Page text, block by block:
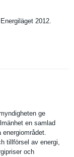
2012.
ge
en samlad
tillförsel av energi,
och